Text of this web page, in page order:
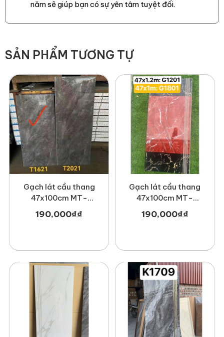
Mã MT-GCT00015
năm sẽ giúp bạn có sự yên tâm tuyệt đối.
SẢN PHẨM TƯƠNG TỰ
Gạch lát cầu thang
47x100cm MT-
GCTT1621
190,000₫₫
Gạch lát cầu thang
47x100cm MT-
GCTG1801
190,000₫₫